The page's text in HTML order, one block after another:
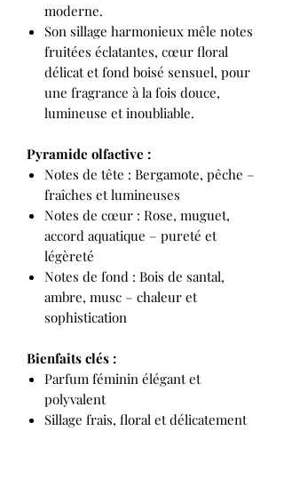
moderne.
Son sillage harmonieux mêle notes
fruitées éclatantes, cœur floral
délicat et fond boisé sensuel, pour
une fragrance à la fois douce,
lumineuse et inoubliable.
Pyramide olfactive :
Notes de tête : Bergamote, pêche –
fraîches et lumineuses
Notes de cœur : Rose, muguet,
accord aquatique – pureté et
légèreté
Notes de fond : Bois de santal,
ambre, musc – chaleur et
sophistication
Bienfaits clés :
Parfum féminin élégant et
polyvalent
Sillage frais, floral et délicatement